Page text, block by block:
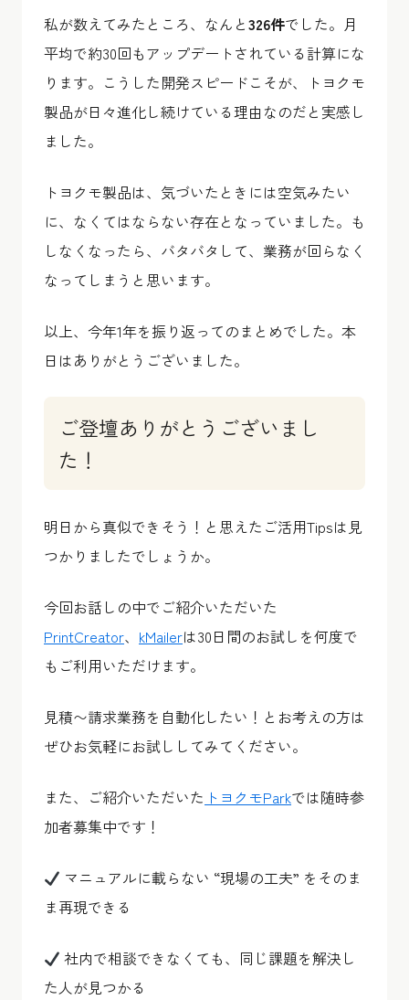
私が数えてみたところ、なんと326件でした。月
平均で約30回もアップデートされている計算にな
ります。こうした開発スピードこそが、トヨクモ
製品が日々進化し続けている理由なのだと実感し
ました。
トヨクモ製品は、気づいたときには空気みたい
に、なくてはならない存在となっていました。も
しなくなったら、バタバタして、業務が回らなく
なってしまうと思います。
以上、今年1年を振り返ってのまとめでした。本
日はありがとうございました。
ご登壇ありがとうございまし
た！
明日から真似できそう！と思えたご活用Tipsは見
つかりましたでしょうか。
今回お話しの中でご紹介いただいた
PrintCreator、 kMailerは30日間のお試しを何度で
もご利用いただけます。
見積〜請求業務を自動化したい！とお考えの方は
ぜひお気軽にお試ししてみてください。
また、ご紹介いただいた トヨクモParkでは随時参
加者募集中です！
マニュアルに載らない “現場の工夫” をそのま
ま再現できる
社内で相談できなくても、同じ課題を解決し
た人が見つかる